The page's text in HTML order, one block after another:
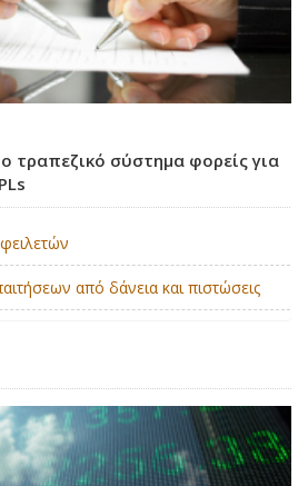
τραπεζικό σύστημα φορείς για
από δάνεια και πιστώσεις